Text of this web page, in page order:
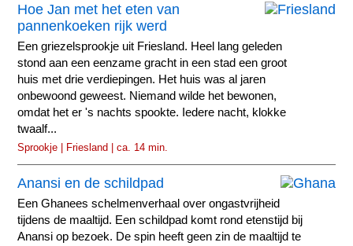
Hoe Jan met het eten van
pannenkoeken rijk werd
Een griezelsprookje uit Friesland. Heel lang geleden
stond aan een eenzame gracht in een stad een groot
huis met drie verdiepingen. Het huis was al jaren
onbewoond geweest. Niemand wilde het bewonen,
omdat het er 's nachts spookte. Iedere nacht, klokke
twaalf...
Sprookje | Friesland | ca. 14 min.
Anansi en de schildpad
Een Ghanees schelmenverhaal over ongastvrijheid
tijdens de maaltijd. Een schildpad komt rond etenstijd bij
Anansi op bezoek. De spin heeft geen zin de maaltijd te